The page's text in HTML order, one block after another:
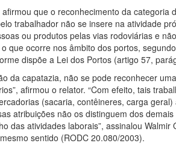
que o reconhecimento da categoria
trabalhador não se insere na atividade
ou produtos pelas vias rodoviárias e
que ocorre nos âmbito dos portos,
dispõe a Lei dos Portos (artigo 57,
da capatazia, não se pode reconhecer
afirmou o relator. “Com efeito, tais
(sacaria, contêineres, carga
atribuições não os distinguem dos
das atividades laborais”, assinalou Walmir
sentido (RODC 20.080/2003).